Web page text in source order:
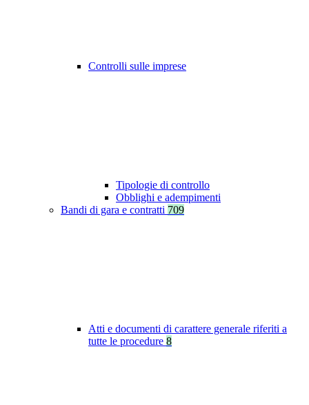
Controlli sulle imprese
Tipologie di controllo
Obblighi e adempimenti
Bandi di gara e contratti 709
Atti e documenti di carattere generale riferiti a
tutte le procedure 8